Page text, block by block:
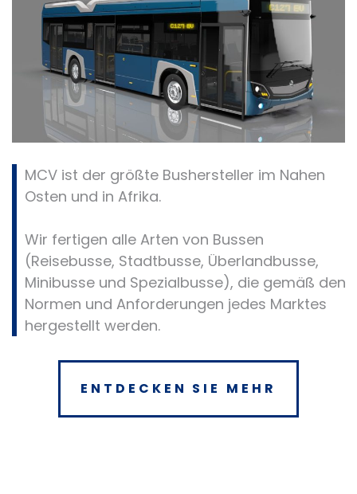
MCV ist der größte Bushersteller im Nahen
Osten und in Afrika.
Wir fertigen alle Arten von Bussen
(Reisebusse, Stadtbusse, Überlandbusse,
Minibusse und Spezialbusse), die gemäß den
Normen und Anforderungen jedes Marktes
hergestellt werden.
ENTDECKEN SIE MEHR